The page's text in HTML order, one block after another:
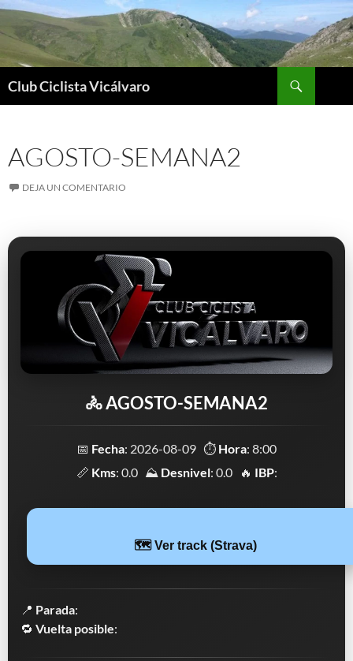
Saltar
contenido
Club Ciclista Vicálvaro
AGOSTO-SEMANA2
DEJA UN COMENTARIO
🚴 AGOSTO-SEMANA2
📅 Fecha: 2026-08-09 ⏱️ Hora: 8:00
📏 Kms: 0.0 ⛰️ Desnivel: 0.0 🔥 IBP:
🗺️ Ver track (Strava)
📍 Parada:
🔁 Vuelta posible: